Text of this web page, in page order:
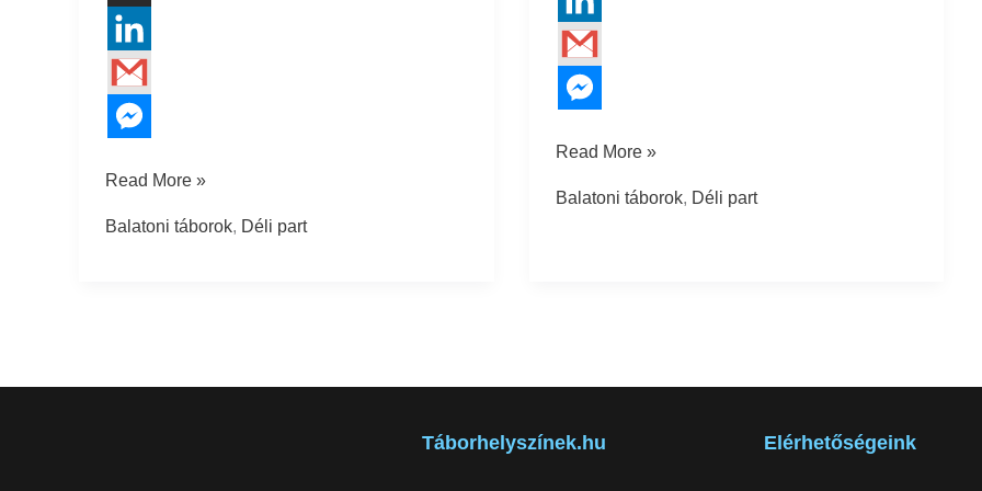
Read More »
Balatoni táborok, Déli part
Read More »
Balatoni táborok, Déli part
Táborhelyszínek.hu Elérhetőségeink